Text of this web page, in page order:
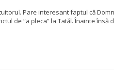
Pare interesant faptul că
de “a pleca” la Tatăl. Înainte